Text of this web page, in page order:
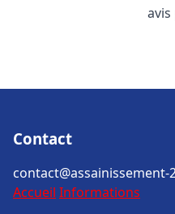
Contact
contact@assainissement-
Accueil Informations